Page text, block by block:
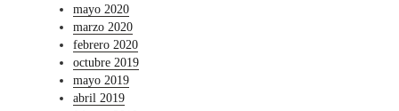
mayo 2020
marzo 2020
febrero 2020
octubre 2019
mayo 2019
abril 2019